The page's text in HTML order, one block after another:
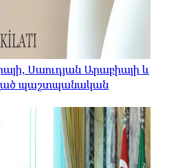
Սաուդյան Արաբիայի և
պաշտպանական